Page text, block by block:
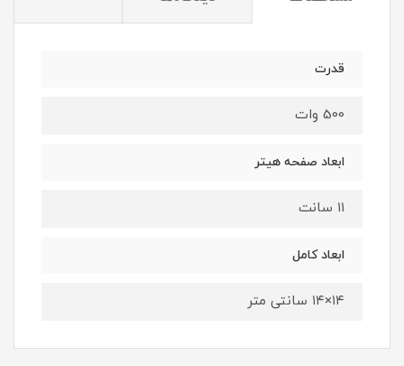
قدرت
500 وات
ابعاد صفحه هیتر
۱۱ سانت
ابعاد کامل
۱۴×۱۴ سانتی متر